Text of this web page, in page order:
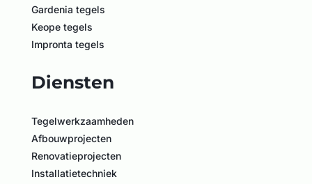
Gardenia tegels
Keope tegels
Impronta tegels
Diensten
Tegelwerkzaamheden
Afbouwprojecten
Renovatieprojecten
Installatietechniek